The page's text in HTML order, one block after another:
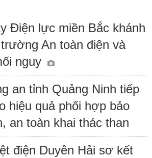
Điện lực miền Bắc khánh
An toàn điện và
nguy
an tỉnh Quảng Ninh tiếp
hiệu quả phối hợp bảo
an toàn khai thác than
điện Duyên Hải sơ kết